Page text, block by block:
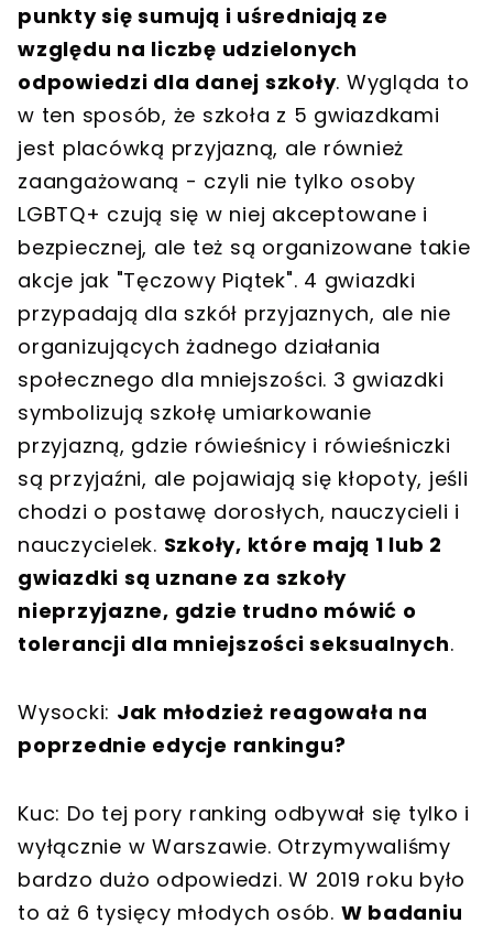
punkty się sumują i uśredniają ze
względu na liczbę udzielonych
odpowiedzi dla danej szkoły. Wygląda to
w ten sposób, że szkoła z 5 gwiazdkami
jest placówką przyjazną, ale również
zaangażowaną - czyli nie tylko osoby
LGBTQ+ czują się w niej akceptowane i
bezpiecznej, ale też są organizowane takie
akcje jak "Tęczowy Piątek". 4 gwiazdki
przypadają dla szkół przyjaznych, ale nie
organizujących żadnego działania
społecznego dla mniejszości. 3 gwiazdki
symbolizują szkołę umiarkowanie
przyjazną, gdzie rówieśnicy i rówieśniczki
są przyjaźni, ale pojawiają się kłopoty, jeśli
chodzi o postawę dorosłych, nauczycieli i
nauczycielek. Szkoły, które mają 1 lub 2
gwiazdki są uznane za szkoły
nieprzyjazne, gdzie trudno mówić o
tolerancji dla mniejszości seksualnych.
Wysocki: Jak młodzież reagowała na
poprzednie edycje rankingu?
Kuc: Do tej pory ranking odbywał się tylko i
wyłącznie w Warszawie. Otrzymywaliśmy
bardzo dużo odpowiedzi. W 2019 roku było
to aż 6 tysięcy młodych osób. W badaniu